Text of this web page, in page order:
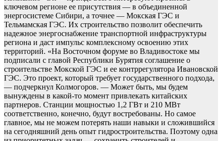
ключевом регионе ее присутствия — в объединенной
энергосистеме Сибири, а точнее — Мокская ГЭС и
Тельмамская ГЭС. Их строительство позволит обеспечить
надежное энергоснабжение транспортной инфраструктуры
региона и даст импульс комплексному освоению этих
территорий. «На Восточном форуме во Владивостоке мы
подписали с главой Республики Бурятия соглашение о
строительстве Мокской ГЭС и ее контррегулятора Ивановской
ГЭС. Это проект, который требует государственного подхода,
— подчеркнул Колмогоров. — Может быть, мы будем
вынуждены в какой-то момент привлекать китайских
партнеров. Станции мощностью 1,2 ГВт и 210 МВт
соответственно, конечно, будут востребованы. Но самое
главное, мы не можем потерять наши навыки и сложившийся
на сегодняшний день опыт гидростроительства. Поэтому одна